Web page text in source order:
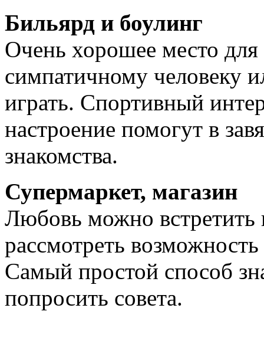
Бильярд и боулинг
Очень хорошее место для
симпатичному человеку
играть. Спортивный
настроение помогут в
знакомства.
Супермаркет, магазин
Любовь можно встретить
рассмотреть
Самый простой способ
попросить совета.